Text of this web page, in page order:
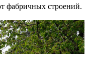
фабричных строений.